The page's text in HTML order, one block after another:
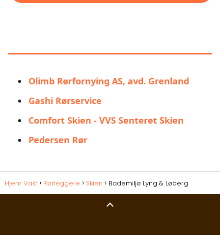
Olimb Rørfornying AS, avd. Grenland
Gashi Rørservice
Comfort Skien - VVS Senteret Skien
Pedersen Rør
Hjem Vakt Rørleggere Skien Bademiljø Lyng & Løberg